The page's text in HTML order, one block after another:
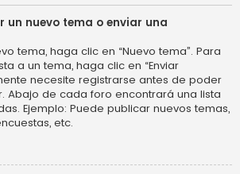
un nuevo tema o enviar una
tema, haga clic en “Nuevo tema”. Para
a un tema, haga clic en “Enviar
necesite registrarse antes de poder
Abajo de cada foro encontrará una lista
Ejemplo: Puede publicar nuevos temas,
etc.